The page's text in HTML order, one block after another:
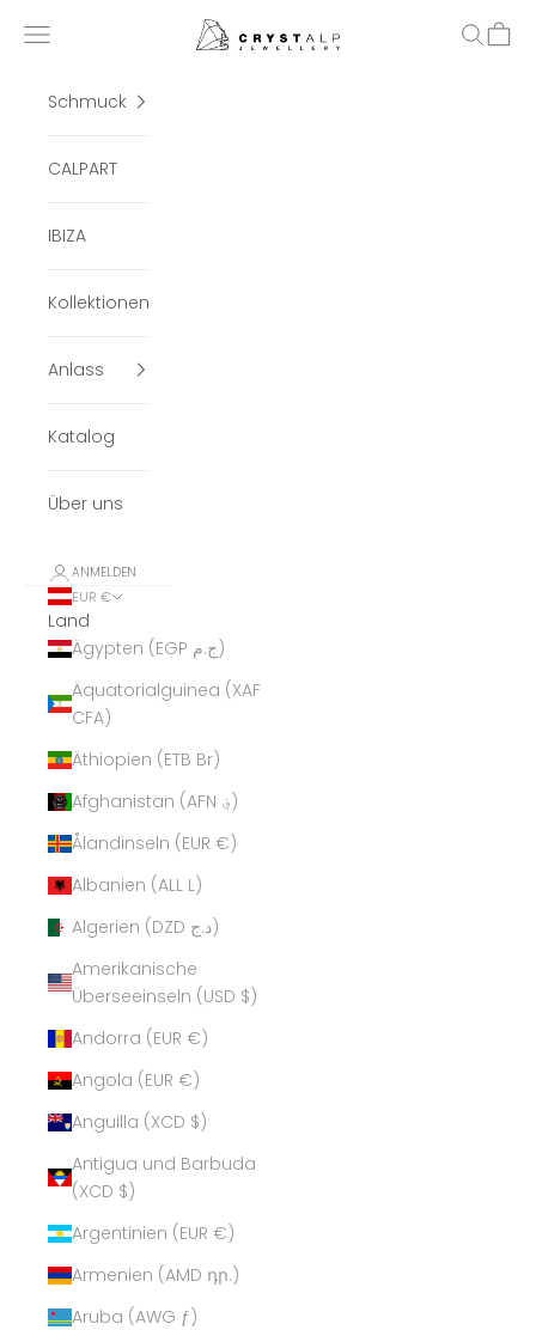
crystalpjewelry
Menü Suchen
Schmuck
CALPART
IBIZA
Kollektionen
Anlass
Katalog
Über uns
ANMELDEN
EUR €
Land
Ägypten (EGP ج.م)
Äquatorialguinea (XAF
CFA)
Äthiopien (ETB Br)
Afghanistan (AFN ؋)
Ålandinseln (EUR €)
Albanien (ALL L)
Algerien (DZD د.ج)
Amerikanische
Überseeinseln (USD $)
Andorra (EUR €)
Angola (EUR €)
Anguilla (XCD $)
Antigua und Barbuda
(XCD $)
Argentinien (EUR €)
Armenien (AMD դր.)
Aruba (AWG ƒ)